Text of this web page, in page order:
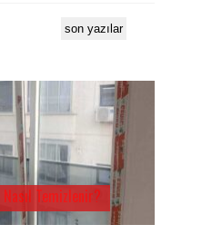
son yazılar
Temizlenir?